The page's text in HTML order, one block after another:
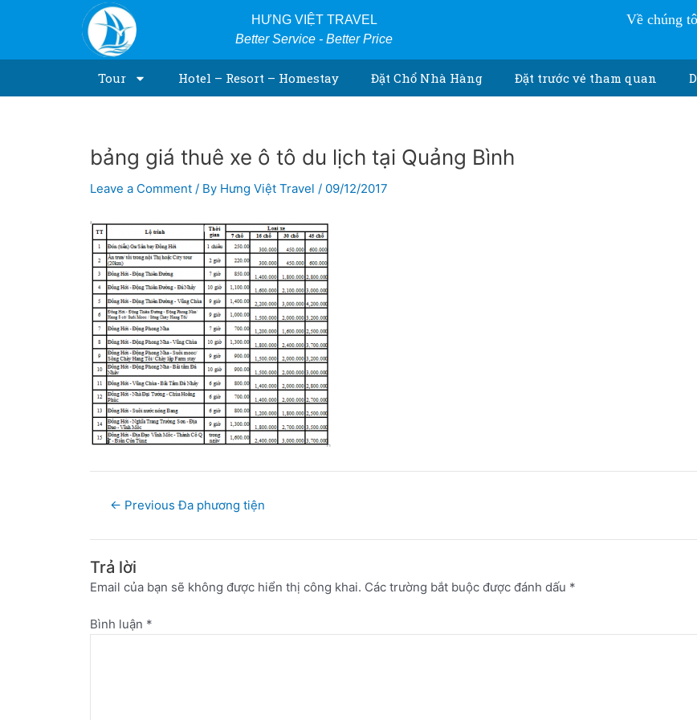
HƯNG VIỆT TRAVEL
Better Service - Better Price
Về chúng
Tour Hotel – Resort – Homestay Đặt Chổ Nhà Hàng Đặt trước vé tham quan
bảng giá thuê xe ô tô du lịch tại Quảng Bình
Leave a Comment / By Hưng Việt Travel / 09/12/2017
Post
navigation
← Previous Đa phương tiện
Trả lời
Email của bạn sẽ không được hiển thị công khai. Các trường bắt buộc được đánh dấu *
Bình luận *